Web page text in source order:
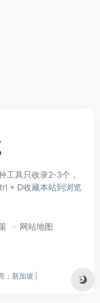
工具只收录2-3个，
+ D收藏本站到浏览
网站地图
：新加坡 |